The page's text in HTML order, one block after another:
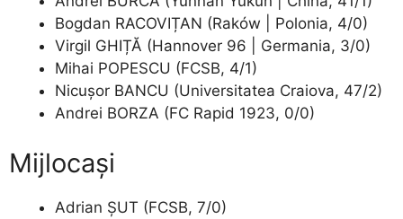
Bogdan RACOVIȚAN (Raków | Polonia, 4/0)
Virgil GHIȚĂ (Hannover 96 | Germania, 3/0)
Mihai POPESCU (FCSB, 4/1)
Nicușor BANCU (Universitatea Craiova, 47/2)
Andrei BORZA (FC Rapid 1923, 0/0)
Mijlocași
Adrian ȘUT (FCSB, 7/0)